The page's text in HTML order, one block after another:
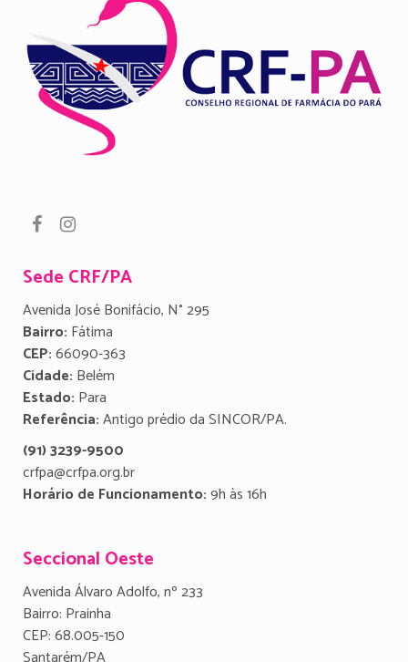
Sede CRF/PA
Avenida José Bonifácio, N° 295
Bairro: Fátima
CEP:66090-363
Cidade: Belém
Estado: Para
Referência:Antigo prédio da SINCOR/PA.
(91) 3239-9500
crfpa@crfpa.org.br
Horário de Funcionamento:9h às 16h
Seccional Oeste
Avenida Álvaro Adolfo, nº 233
Bairro: Prainha
CEP: 68.005-150